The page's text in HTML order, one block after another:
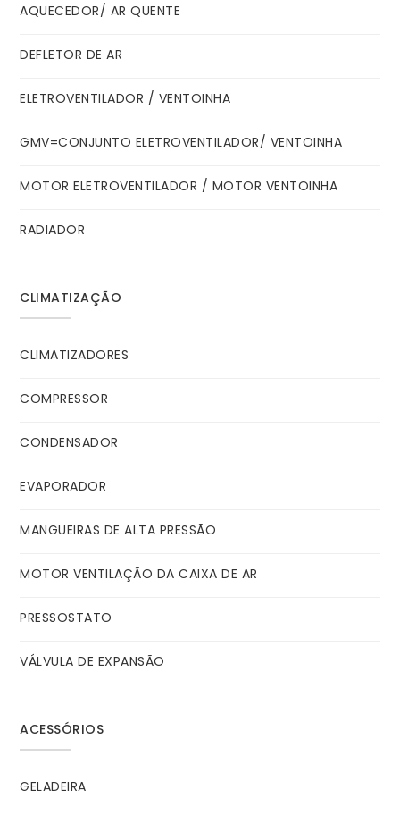
AQUECEDOR/ AR QUENTE
DEFLETOR DE AR
ELETROVENTILADOR / VENTOINHA
GMV=CONJUNTO ELETROVENTILADOR/ VENTOINHA
MOTOR ELETROVENTILADOR / MOTOR VENTOINHA
RADIADOR
CLIMATIZAÇÃO
CLIMATIZADORES
COMPRESSOR
CONDENSADOR
EVAPORADOR
MANGUEIRAS DE ALTA PRESSÃO
MOTOR VENTILAÇÃO DA CAIXA DE AR
PRESSOSTATO
VÁLVULA DE EXPANSÃO
ACESSÓRIOS
GELADEIRA